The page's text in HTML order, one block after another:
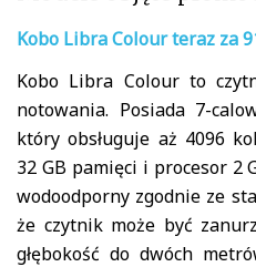
Kobo Libra Colour teraz za
Kobo Libra Colour to
notowania. Posiada 7-
który obsługuje aż 4096
32 GB pamięci i procesor 2
wodoodporny zgodnie ze
że czytnik może być
głębokość do dwóch